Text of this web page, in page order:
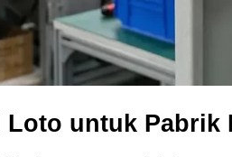
Loto untuk Pabrik